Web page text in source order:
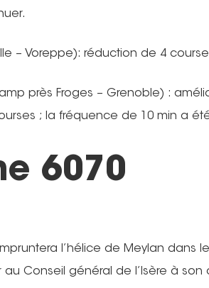
– Voreppe): réduction de 4
près Froges – Grenoble) :
; la fréquence de 10 min a
6070
l’hélice de Meylan dans
au Conseil général de l’Isère à